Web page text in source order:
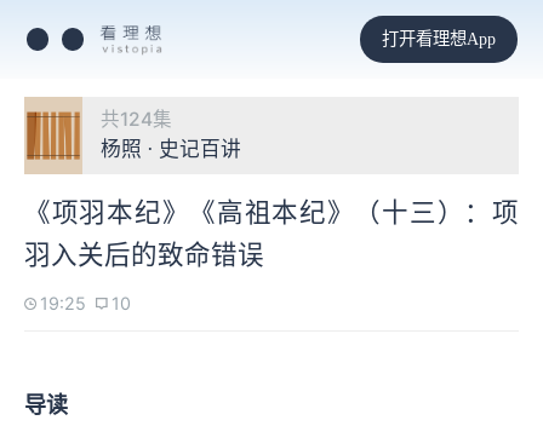
打开看理想App
共124集
杨照 · 史记百讲
《项羽本纪》《高祖本纪》（十三）：项
羽入关后的致命错误
19:25 10
导读